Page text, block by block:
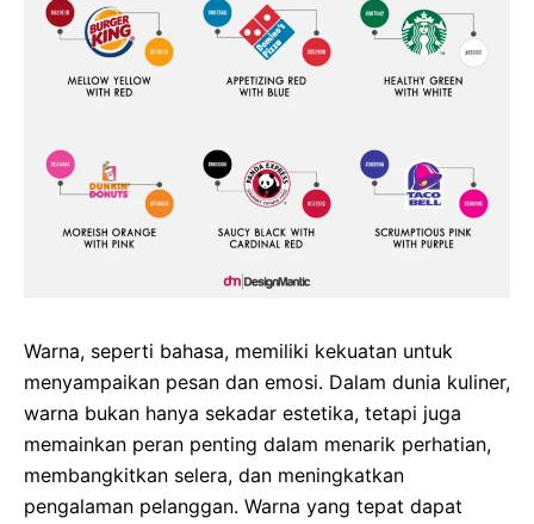
Warna, seperti bahasa, memiliki kekuatan untuk
menyampaikan pesan dan emosi. Dalam dunia kuliner,
warna bukan hanya sekadar estetika, tetapi juga
memainkan peran penting dalam menarik perhatian,
membangkitkan selera, dan meningkatkan
pengalaman pelanggan. Warna yang tepat dapat